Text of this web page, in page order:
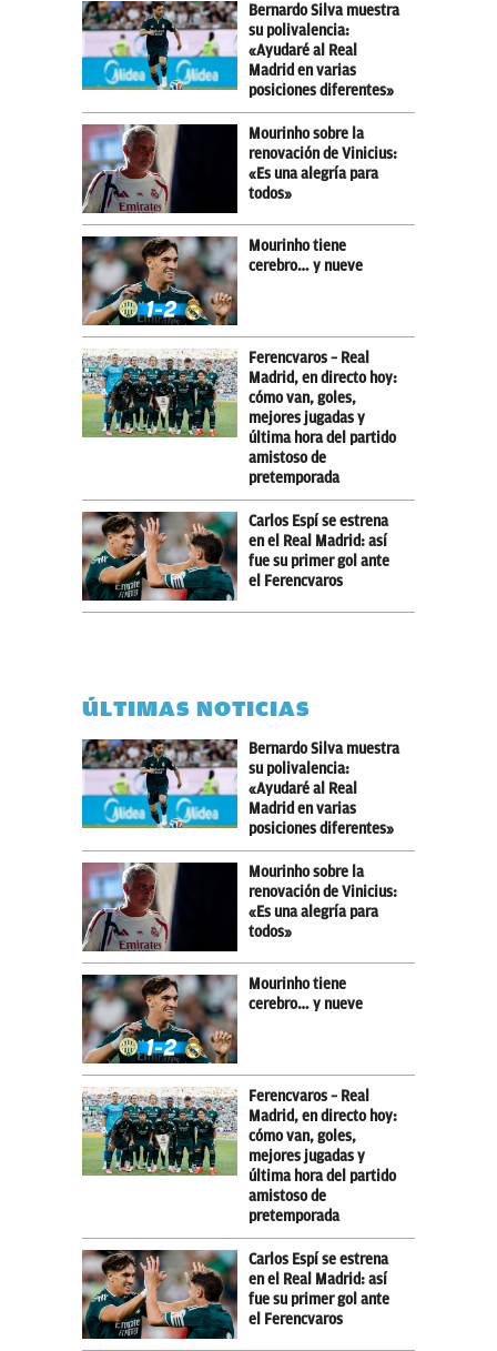
Bernardo Silva muestra
su polivalencia:
«Ayudaré al Real
Madrid en varias
posiciones diferentes»
Mourinho sobre la
renovación de Vinicius:
«Es una alegría para
todos»
Mourinho tiene
cerebro… y nueve
Ferencvaros – Real
Madrid, en directo hoy:
cómo van, goles,
mejores jugadas y
última hora del partido
amistoso de
pretemporada
Carlos Espí se estrena
en el Real Madrid: así
fue su primer gol ante
el Ferencvaros
ÚLTIMAS NOTICIAS
Bernardo Silva muestra
su polivalencia:
«Ayudaré al Real
Madrid en varias
posiciones diferentes»
Mourinho sobre la
renovación de Vinicius:
«Es una alegría para
todos»
Mourinho tiene
cerebro… y nueve
Ferencvaros – Real
Madrid, en directo hoy:
cómo van, goles,
mejores jugadas y
última hora del partido
amistoso de
pretemporada
Carlos Espí se estrena
en el Real Madrid: así
fue su primer gol ante
el Ferencvaros